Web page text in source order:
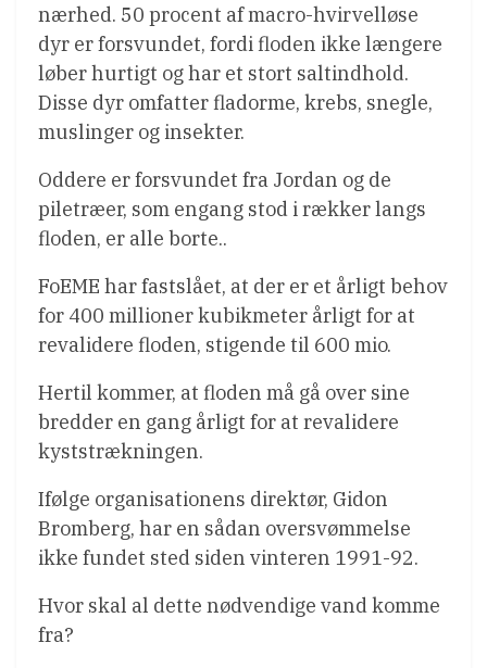
nærhed. 50 procent af macro-hvirvelløse
dyr er forsvundet, fordi floden ikke længere
løber hurtigt og har et stort saltindhold.
Disse dyr omfatter fladorme, krebs, snegle,
muslinger og insekter.
Oddere er forsvundet fra Jordan og de
piletræer, som engang stod i rækker langs
floden, er alle borte..
FoEME har fastslået, at der er et årligt behov
for 400 millioner kubikmeter årligt for at
revalidere floden, stigende til 600 mio.
Hertil kommer, at floden må gå over sine
bredder en gang årligt for at revalidere
kyststrækningen.
Ifølge organisationens direktør, Gidon
Bromberg, har en sådan oversvømmelse
ikke fundet sted siden vinteren 1991-92.
Hvor skal al dette nødvendige vand komme
fra?